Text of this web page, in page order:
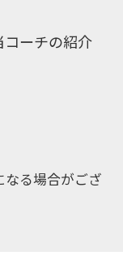
ーチの紹介
る場合がござ